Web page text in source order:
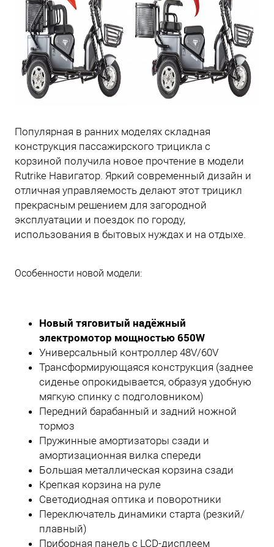
Популярная в ранних моделях складная
конструкция пассажирского трицикла с
корзиной получила новое прочтение в модели
Rutrike Навигатор. Яркий современный дизайн и
отличная управляемость делают этот трицикл
прекрасным решением для загородной
эксплуатации и поездок по городу,
использования в бытовых нуждах и на отдыхе.
Особенности новой модели:
Новый тяговитый надёжный
электромотор мощностью 650W
Универсальный контроллер 48V/60V
Трансформирующаяся конструкция (заднее
сиденье опрокидывается, образуя удобную
мягкую спинку с подголовником)
Передний барабанный и задний ножной
тормоз
Пружинные амортизаторы сзади и
амортизационная вилка спереди
Большая металлическая корзина сзади
Крепкая корзина на руле
Светодиодная оптика и поворотники
Переключатель динамики старта (резкий/
плавный)
Приборная панель с LCD-дисплеем